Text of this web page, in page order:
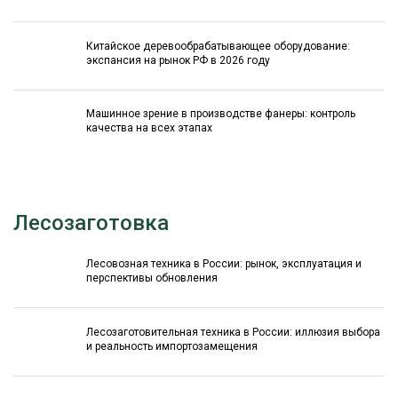
Китайское деревообрабатывающее оборудование:
экспансия на рынок РФ в 2026 году
Машинное зрение в производстве фанеры: контроль
качества на всех этапах
Лесозаготовка
Лесовозная техника в России: рынок, эксплуатация и
перспективы обновления
Лесозаготовительная техника в России: иллюзия выбора
и реальность импортозамещения